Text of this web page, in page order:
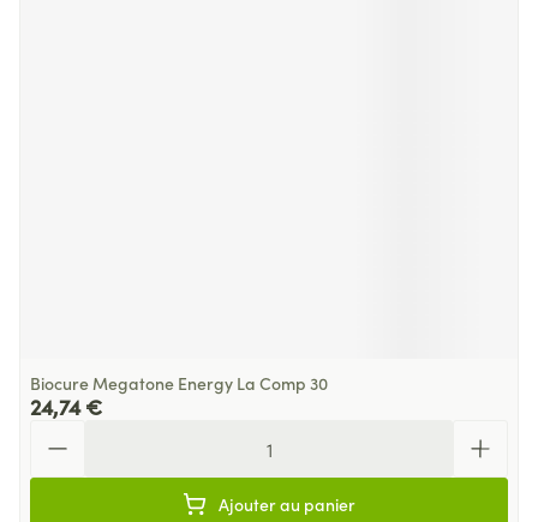
Biocure Megatone Energy La Comp 30
24,74 €
Ajouter au panier